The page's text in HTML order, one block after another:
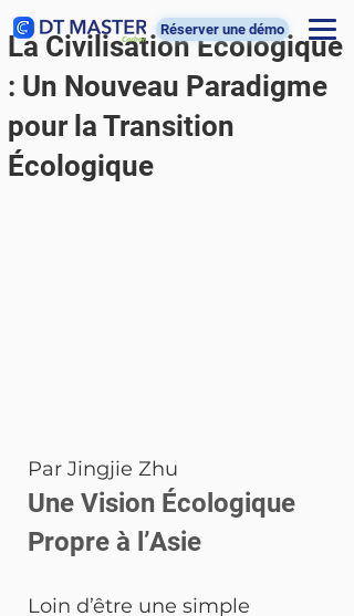
Réserver une démo
La Civilisation Écologique
: Un Nouveau Paradigme
pour la Transition
Écologique
Par Jingjie Zhu
Une Vision Écologique
Propre à l’Asie
Loin d’être une simple